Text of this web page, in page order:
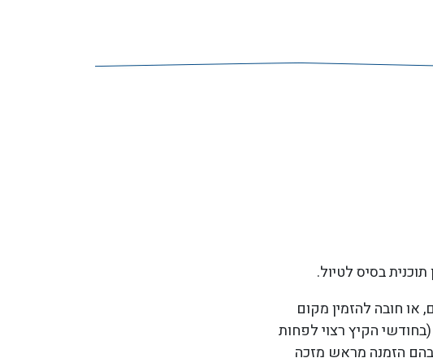
בסיס לטיול.
או חובה להזמין מקום
הקיץ רצוי לפחות
הזמנה מראש מזכה